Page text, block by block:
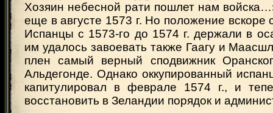
Хозяин небесной рати пошлет нам
еще в августе 1573 г. Но положение вскоре
Испанцы с 1573-го до 1574 г. держали в
им удалось завоевать также Гаагу и
плен самый верный сподвижник
Альдегонде. Однако оккупированный
капитулировал в феврале 1574 г., и
восстановить в Зеландии порядок и